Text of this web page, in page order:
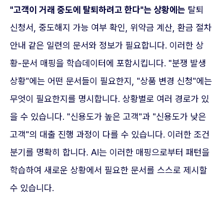
"고객이 거래 중도에 탈퇴하려고 한다"는 상황에는 탈퇴
신청서, 중도해지 가능 여부 확인, 위약금 계산, 환금 절차
안내 같은 일련의 문서와 정보가 필요합니다. 이러한 상
황-문서 매핑을 학습데이터에 포함시킵니다. "분쟁 발생
상황"에는 어떤 문서들이 필요한지, "상품 변경 신청"에는
무엇이 필요한지를 명시합니다. 상황별로 여러 경로가 있
을 수 있습니다. "신용도가 높은 고객"과 "신용도가 낮은
고객"의 대출 진행 과정이 다를 수 있습니다. 이러한 조건
분기를 명확히 합니다. AI는 이러한 매핑으로부터 패턴을
학습하여 새로운 상황에서 필요한 문서를 스스로 제시할
수 있습니다.